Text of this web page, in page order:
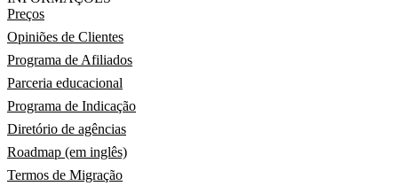
Preços
Opiniões de Clientes
Programa de Afiliados
Parceria educacional
Programa de Indicação
Diretório de agências
Roadmap (em inglês)
Termos de Migração